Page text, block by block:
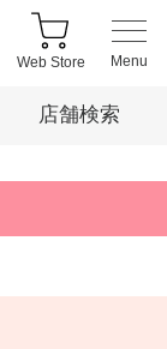
Web Store
店舗検索